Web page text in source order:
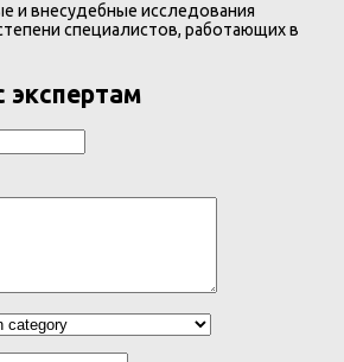
и внесудебные исследования
специалистов, работающих в
экспертам